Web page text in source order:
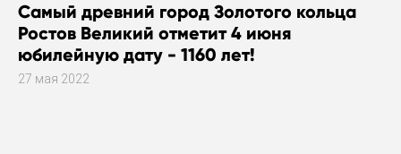
Самый древний город Золотого кольца
Ростов Великий отметит 4 июня
юбилейную дату - 1160 лет!
27 мая 2022